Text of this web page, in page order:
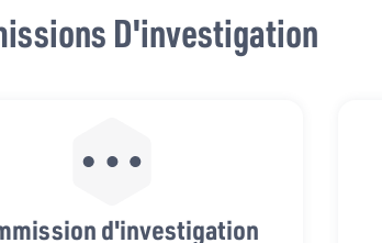
D'investigation
d'investigation